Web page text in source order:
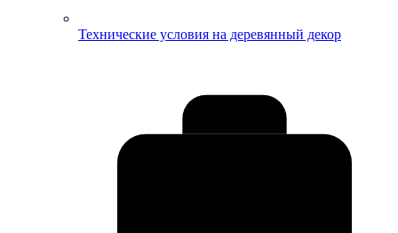
Технические условия на деревянный декор